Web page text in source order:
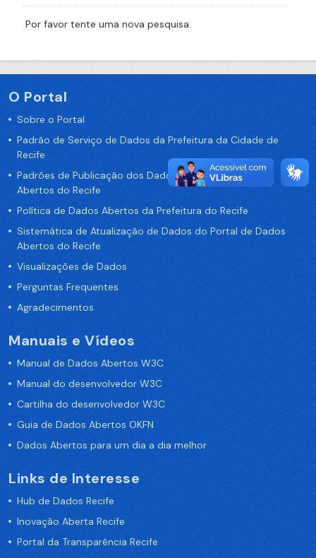
Por favor tente uma nova pesquisa.
O Portal
Sobre o Portal
Padrão de Serviço de Dados da Prefeitura da Cidade de
Recife
Padrões de Publicação dos Dados no Portal de Dados
Abertos do Recife
Política de Dados Abertos da Prefeitura do Recife
Sistemática de Atualização de Dados do Portal de Dados
Abertos do Recife
Visualizações de Dados
Perguntas Frequentes
Agradecimentos
Manuais e Vídeos
Manual de Dados Abertos W3C
Manual do desenvolvedor W3C
Cartilha do desenvolvedor W3C
Guia de Dados Abertos OKFN
Dados Abertos para um dia a dia melhor
Links de Interesse
Hub de Dados Recife
Inovação Aberta Recife
Portal da Transparência Recife